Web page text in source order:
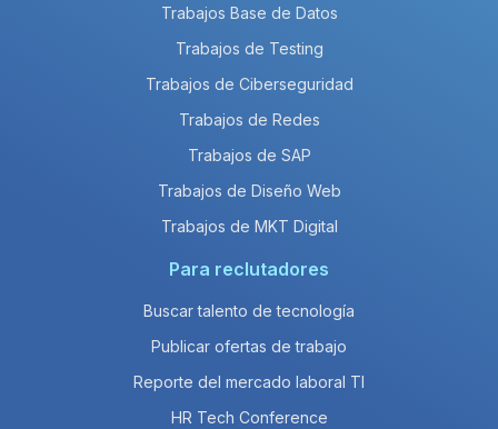
Trabajos Base de Datos
Trabajos de Testing
Trabajos de Ciberseguridad
Trabajos de Redes
Trabajos de SAP
Trabajos de Diseño Web
Trabajos de MKT Digital
Para reclutadores
Buscar talento de tecnología
Publicar ofertas de trabajo
Reporte del mercado laboral TI
HR Tech Conference